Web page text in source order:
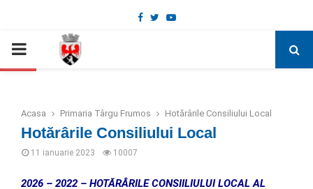
Deschide bara de unelte
Facebook
TwitterYoutube
PRIMARY
Acasa Primaria Târgu Frumos Hotărârile Consiliului Local
Hotărârile Consiliului Local
11 ianuarie 2023 10007
2026 – 2022 – HOTĂRÂRILE CONSIILIULUI LOCAL AL